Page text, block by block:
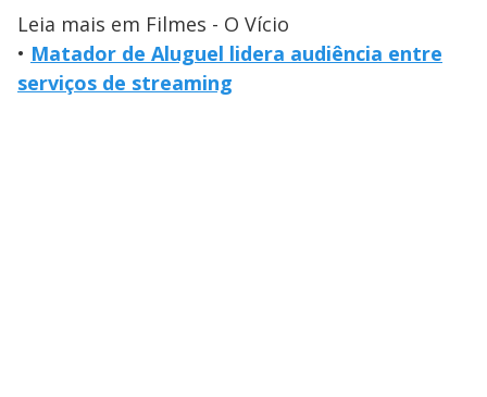
Leia mais em Filmes - O Vício
• Matador de Aluguel lidera audiência entre
serviços de streaming